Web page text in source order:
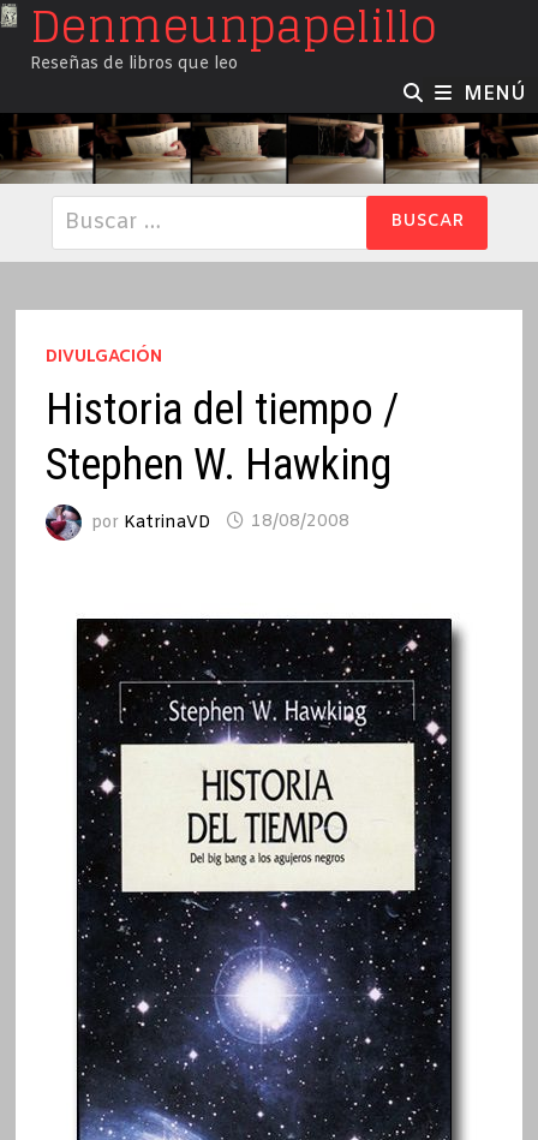
SaltarDenmeunpapelillo
Reseñas de libros que leo
MENÚ
Buscar:
DIVULGACIÓN
Historia del tiempo /
Stephen W. Hawking
por KatrinaVD 18/08/2008